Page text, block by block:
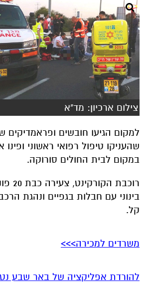
צילום ארכיון: מד"א
למקום הגיעו חובשים ופראמדיקים
שהעניקו טיפול רפואי ראשוני
במקום לבית החולים סורוקה.
רוכבת
בינוני עם חבלות בגפיים ונהגת
קל.
משרדים למכירה>>>
להורדת אפליקציה של באר שבע